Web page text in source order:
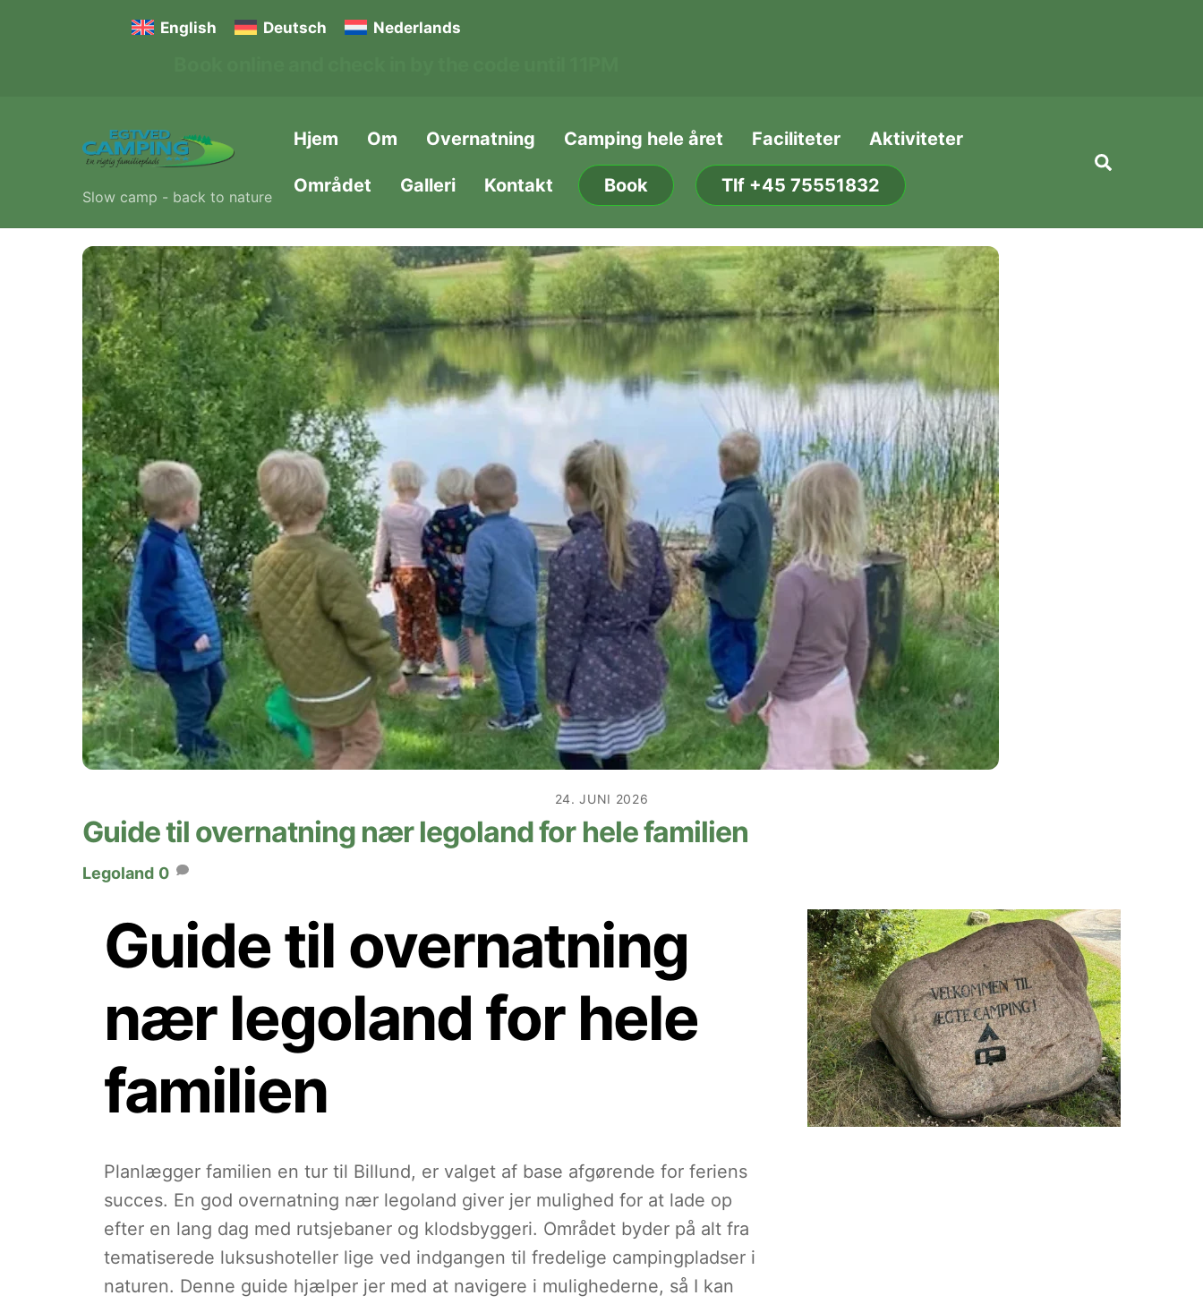
English Deutsch Nederlands
Slow camp - back to nature
Hjem Om Overnatning Camping hele året Faciliteter Aktiviteter
Området Galleri Kontakt Book Tlf +45 75551832
24. JUNI 2026
Guide til overnatning nær legoland for hele familien
Legoland 0
Guide til overnatning
nær legoland for hele
familien
Planlægger familien en tur til Billund, er valget af base afgørende for feriens
succes. En god overnatning nær legoland giver jer mulighed for at lade op
efter en lang dag med rutsjebaner og klodsbyggeri. Området byder på alt fra
tematiserede luksushoteller lige ved indgangen til fredelige campingpladser i
naturen. Denne guide hjælper jer med at navigere i mulighederne, så I kan